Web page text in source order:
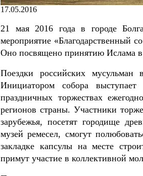
17.05.2016
21 мая 2016 года в городе
мероприятие «Благодарственный
Оно посвящено принятию Ислама в
Поездки российских
Инициатором собора
праздничных торжествах
регионов страны. Участники
зарубежья, посетят городище
музей ремесел, смогут
закладке капсулы на месте
примут участие в коллективной